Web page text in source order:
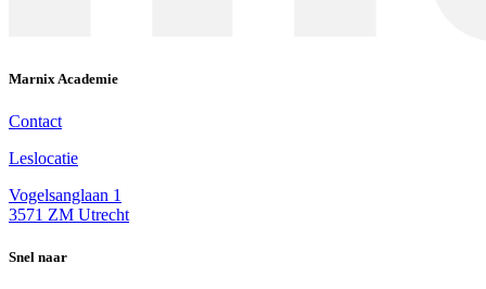
Marnix Academie
Contact
Leslocatie
Vogelsanglaan 1
3571 ZM Utrecht
Snel naar